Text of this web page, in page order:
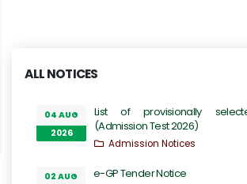
ALL NOTICES
04 AUG
2026
List of provisionally
(Admission Test 2026)
Admission Notices
02 AUG
e-GP Tender Notice